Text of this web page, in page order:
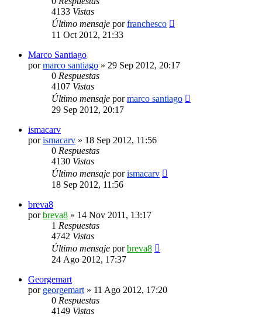
4133 Vistas
Último mensaje porfranchesco
11 Oct 2012, 21:33
Marco Santiago
pormarco santiago » 29 Sep 2012, 20:17
0 Respuestas
4107 Vistas
Último mensaje pormarco santiago
29 Sep 2012, 20:17
ismacarv
porismacarv » 18 Sep 2012, 11:56
0 Respuestas
4130 Vistas
Último mensaje porismacarv
18 Sep 2012, 11:56
breva8
porbreva8 » 14 Nov 2011, 13:17
1 Respuestas
4742 Vistas
Último mensaje porbreva8
24 Ago 2012, 17:37
Georgemart
por georgemart » 11 Ago 2012, 17:20
0 Respuestas
4149 Vistas